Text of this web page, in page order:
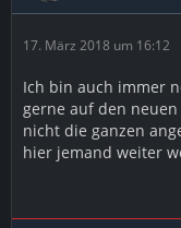
17. März 2018 um 16:12
Ich bin auch immer
gerne auf den
nicht die ganzen
hier jemand weiter